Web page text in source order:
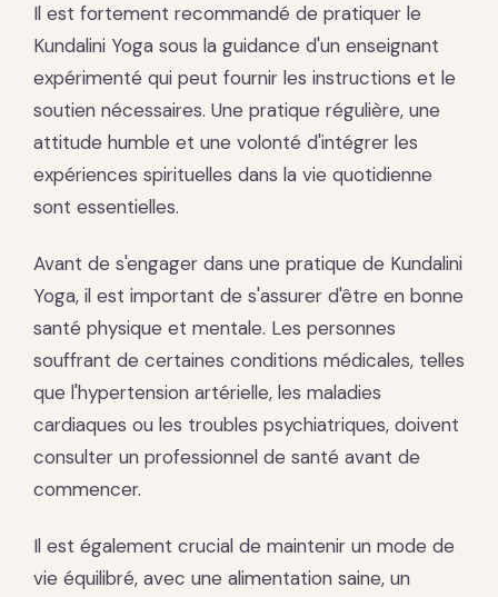
Il est fortement recommandé de pratiquer le
Kundalini Yoga sous la guidance d'un enseignant
expérimenté qui peut fournir les instructions et le
soutien nécessaires. Une pratique régulière, une
attitude humble et une volonté d'intégrer les
expériences spirituelles dans la vie quotidienne
sont essentielles.
Avant de s'engager dans une pratique de Kundalini
Yoga, il est important de s'assurer d'être en bonne
santé physique et mentale. Les personnes
souffrant de certaines conditions médicales, telles
que l'hypertension artérielle, les maladies
cardiaques ou les troubles psychiatriques, doivent
consulter un professionnel de santé avant de
commencer.
Il est également crucial de maintenir un mode de
vie équilibré, avec une alimentation saine, un